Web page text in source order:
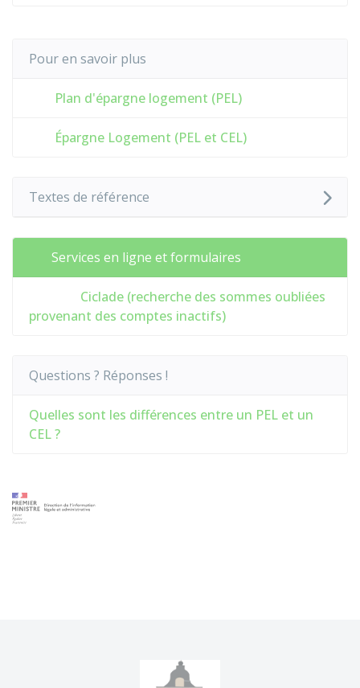
Pour en savoir plus
Plan d'épargne logement (PEL)
Épargne Logement (PEL et CEL)
Textes de référence
Services en ligne et formulaires
Ciclade (recherche des sommes oubliées
provenant des comptes inactifs)
Questions ? Réponses !
Quelles sont les différences entre un PEL et un
CEL ?